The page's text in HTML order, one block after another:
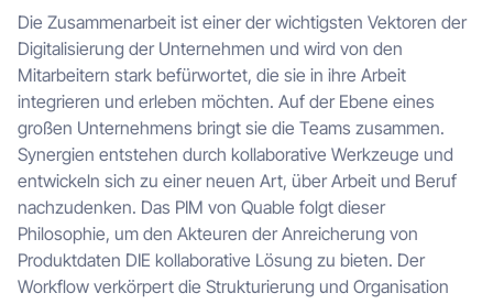
Die Zusammenarbeit ist einer der wichtigsten Vektoren der
Digitalisierung der Unternehmen und wird von den
Mitarbeitern stark befürwortet, die sie in ihre Arbeit
integrieren und erleben möchten. Auf der Ebene eines
großen Unternehmens bringt sie die Teams zusammen.
Synergien entstehen durch kollaborative Werkzeuge und
entwickeln sich zu einer neuen Art, über Arbeit und Beruf
nachzudenken. Das PIM von Quable folgt dieser
Philosophie, um den Akteuren der Anreicherung von
Produktdaten DIE kollaborative Lösung zu bieten. Der
Workflow verkörpert die Strukturierung und Organisation